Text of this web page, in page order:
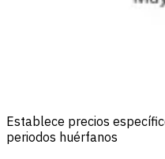
Establece precios
periodos huérfanos